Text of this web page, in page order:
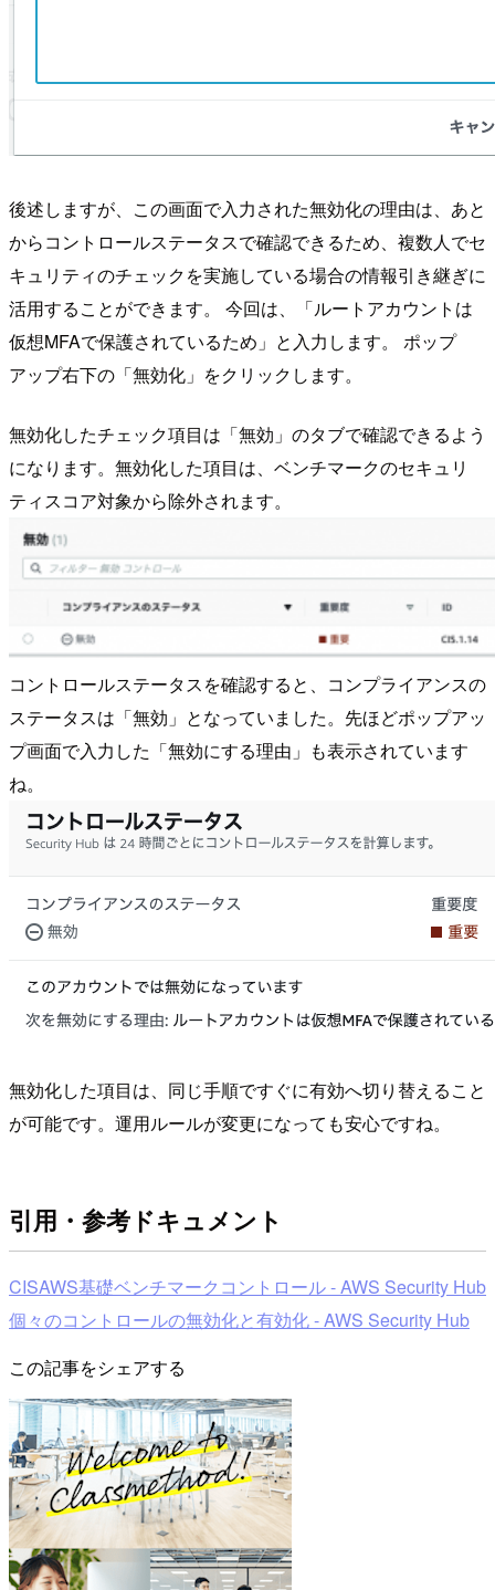
後述しますが、この画面で入力された無効化の理由は、あと
からコントロールステータスで確認できるため、複数人でセ
キュリティのチェックを実施している場合の情報引き継ぎに
活用することができます。 今回は、「ルートアカウントは
仮想MFAで保護されているため」と入力します。 ポップ
アップ右下の「無効化」をクリックします。
無効化したチェック項目は「無効」のタブで確認できるよう
になります。無効化した項目は、ベンチマークのセキュリ
ティスコア対象から除外されます。
コントロールステータスを確認すると、コンプライアンスの
ステータスは「無効」となっていました。先ほどポップアッ
プ画面で入力した「無効にする理由」も表示されています
ね。
無効化した項目は、同じ手順ですぐに有効へ切り替えること
が可能です。運用ルールが変更になっても安心ですね。
引用・参考ドキュメント
CISAWS基礎ベンチマークコントロール - AWS Security Hub
個々のコントロールの無効化と有効化 - AWS Security Hub
この記事をシェアする